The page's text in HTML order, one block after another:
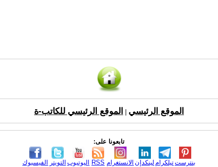
الموقع الرئيسي الموقع الرئيسي للكاتب-ة
تابعونا على:
الفيسبوك التويتر اليوتيوب RSS الانستغرام لينكدإن تيلكرامبنترست